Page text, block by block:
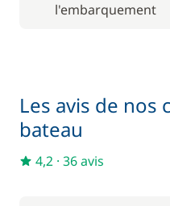
l'embarquement
Les avis de nos
bateau
4,2 · 36 avis